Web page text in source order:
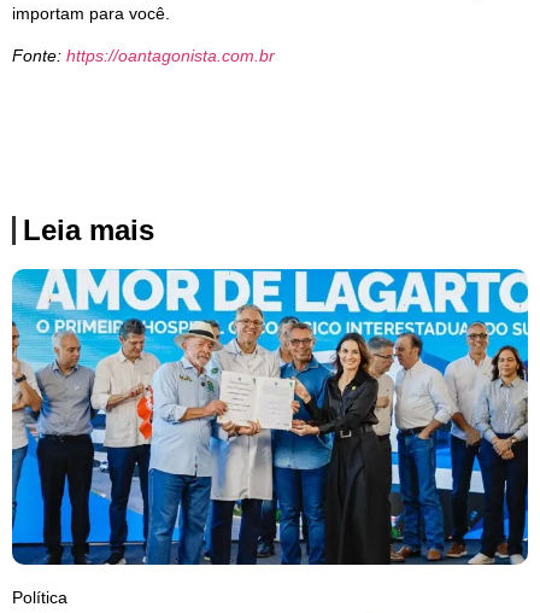
importam para você.
Fonte: https://oantagonista.com.br
Leia mais
Política